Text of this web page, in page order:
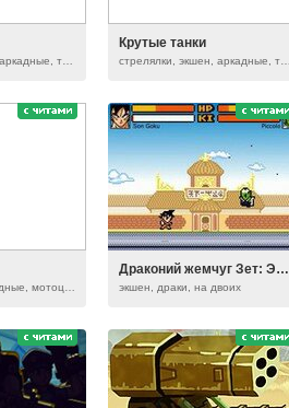
Крутые танки
Драконий жемчуг Зет: Эволюция 2016
экшен, драки, на двоих